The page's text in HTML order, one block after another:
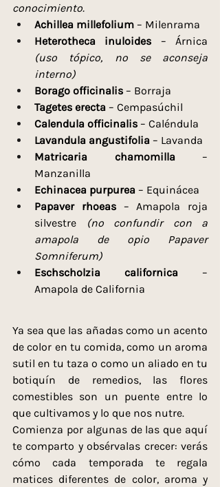
conocimiento.
Achillea millefolium – Milenrama
Heterotheca inuloides
(uso tópico, no se aconseja
interno)
Borago officinalis – Borraja
Tagetes erecta – Cempasúchil
Calendula officinalis – Caléndula
Lavandula angustifolia – Lavanda
Matricaria chamomilla –
Manzanilla
Echinacea purpurea – Equinácea
Papaver rhoeas – Amapola roja
silvestre
(no confundir con a
amapola de opio Papaver
Somniferum)
Eschscholzia californica –
Amapola de California
Ya sea que las añadas como un acento
de color en tu comida, como un aroma
sutil en tu taza o como un aliado en tu
botiquín de remedios, las flores
comestibles son un puente entre lo
que cultivamos y lo que nos nutre.
Comienza por algunas de las que aquí
te comparto y obsérvalas crecer: verás
cómo cada temporada te regala
matices diferentes de color, aroma y